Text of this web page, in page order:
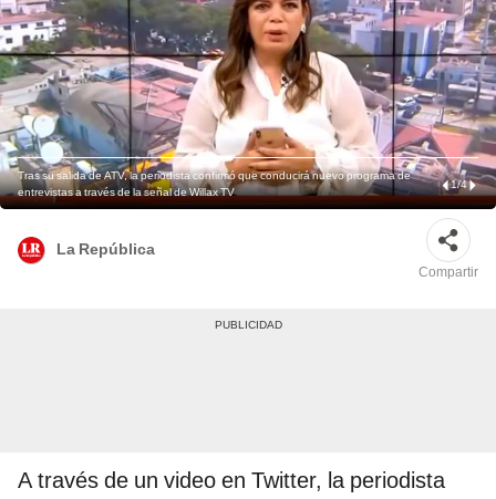
Tras su salida de ATV, la periodista confirmó que conducirá nuevo programa de
entrevistas a través de la señal de Willax TV
1/4
La República
Compartir
A través de un video en Twitter, la periodista